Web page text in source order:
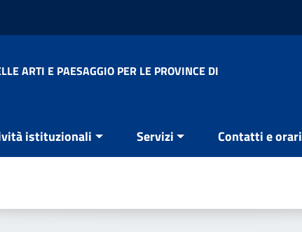
ARTI E PAESAGGIO PER LE PROVINCE DI
istituzionali Servizi Contatti e orari